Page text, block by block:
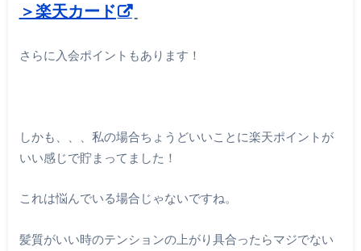
＞楽天カード
さらに入会ポイントもあります！
しかも、、、私の場合ちょうどいいことに楽天ポイントが
いい感じで貯まってました！
これは悩んでいる場合じゃないですね。
髪質がいい時のテンションの上がり具合ったらマジでない